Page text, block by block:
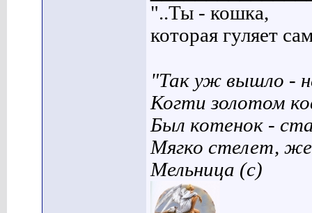
"..Ты - кошка,
которая гуляет
"Так уж вышло -
Когти золотом
Был котенок -
Мягко стелет,
Мельница (с)